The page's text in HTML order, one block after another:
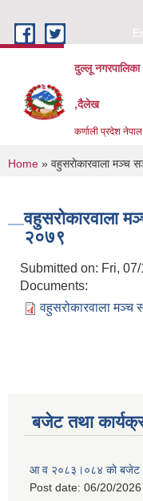
दुल्लू नगरपालिका
,दैलेख
कर्णाली प्रदेश नेपाल
You are
Home » वहुसरोकारवाला मञ्च
वहुसरोकारवाला
२०७९
Submitted on: Fri,
Documents:
वहुसरोकारवाला मञ्च
बजेट तथा
आ व २०८३।०८४ को बजेट
Post date: 06/20/